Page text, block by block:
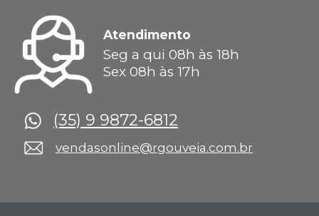
Atendimento
Seg a qui 08h às 18h
Sex 08h às 17h
(35) 9 9872-6812
vendasonline@rgouveia.com.br